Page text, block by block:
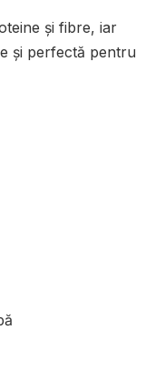
și fibre, iar
și perfectă pentru